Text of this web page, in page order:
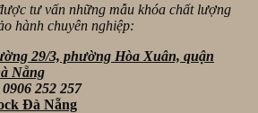
tư vấn những mẫu khóa chất lượng
hành chuyên nghiệp:
29/3, phường Hòa Xuân, quận
Nẵng
0906 252 257
Đà Nẵng